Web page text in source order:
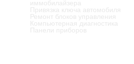
иммобилайзера
Привязка ключа автомобиля
Ремонт блоков управления
Компьютерная диагностика
Панели приборов